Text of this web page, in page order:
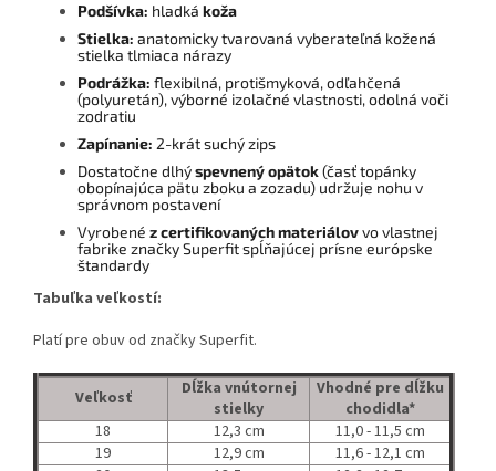
Podšívka: hladká koža
Stielka: anatomicky tvarovaná vyberateľná kožená
stielka tlmiaca nárazy
Podrážka: flexibilná, protišmyková, odľahčená
(polyuretán), výborné izolačné vlastnosti, odolná voči
zodratiu
Zapínanie: 2-krát suchý zips
Dostatočne dlhýspevnený opätok(časť topánky
obopínajúca pätu zboku a zozadu) udržuje nohu v
správnom postavení
Vyrobené z certifikovaných materiálovvo vlastnej
fabrike značky Superfit spĺňajúcej prísne európske
štandardy
Tabuľka veľkostí:
Platí pre obuv od značky Superfit.
Veľkosť
Dĺžka vnútornej
stielky
Vhodné pre dĺžku
chodidla*
18
12,3 cm
11,0 - 11,5 cm
19
12,9 cm
11,6 - 12,1 cm